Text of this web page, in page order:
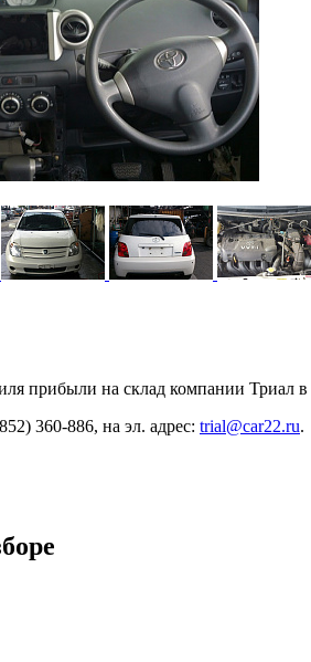
прибыли на склад компании Триал
360-886, на эл. адрес: trial@car22.ru.